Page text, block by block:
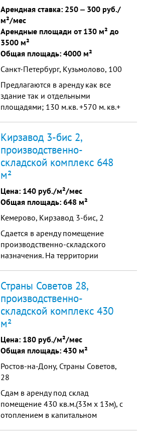
центрального холла
Арендная ставка: 250 ‒ 300 руб./
м²/мес
Арендные площади от 130 м² до
3500 м²
Общая площадь: 4000 м²
Санкт-Петербург, Кузьмолово, 100
Предлагаются в аренду как все
здание так и отдельными
площадями; 130 м.кв. +570 м. кв.+
помещения для персонала, раздев
Кирзавод 3-бис 2,
производственно-
складской комплекс 648
м²
Цена: 140 руб./м²/мес
Общая площадь: 648 м²
Кемерово, Кирзавод 3-бис, 2
Сдается в аренду помещение
производственно-складского
назначения. На территории
отопление, электричество. Высота
ворот 3.5м, ширина 4. Цена: 180 за
1 квадратный метр. При аренде на
длительный срок - скидки.
Страны Советов 28,
производственно-
складской комплекс 430
м²
Цена: 180 руб./м²/мес
Общая площадь: 430 м²
Ростов-на-Дону, Страны Советов,
28
Сдам в аренду под склад
помещение 430 кв.м.(33м х 13м), с
отоплением в капитальном